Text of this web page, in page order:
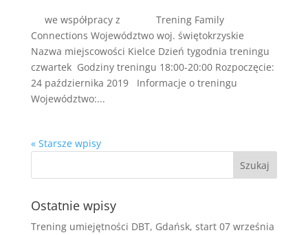
we współpracy z Trening Family
Connections Województwo ​woj. świętokrzyskie
Nazwa miejscowości ​Kielce Dzień tygodnia treningu ​
czwartek Godziny treningu ​18:00-20:00 Rozpoczęcie:​
24 października 2019 Informacje o treningu
Województwo:...
« Starsze wpisy
Ostatnie wpisy
Trening umiejętności DBT, Gdańsk, start 07 września